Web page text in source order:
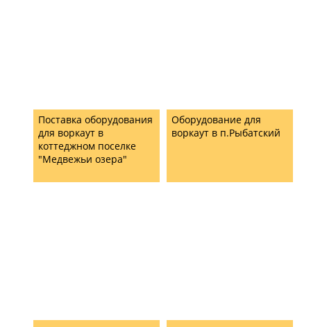
Поставка оборудования
для воркаут в
коттеджном поселке
"Медвежьи озера"
Оборудование для
воркаут в п.Рыбатский